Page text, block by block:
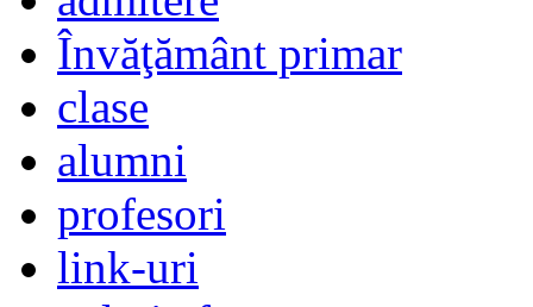
Învăţământ primar
clase
alumni
profesori
link-uri